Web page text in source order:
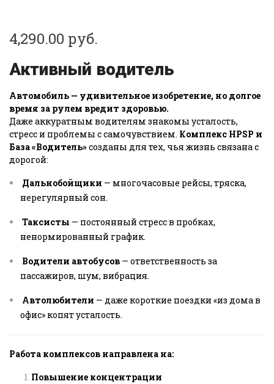
4,290.00 руб.
Активный водитель
Автомобиль — удивительное изобретение, но долгое
время за рулем вредит здоровью.
Даже аккуратным водителям знакомы усталость,
стресс и проблемы с самочувствием. Комплекс HPSP и
База «Водитель»созданы для тех, чья жизнь связана с
дорогой:
Дальнобойщики — многочасовые рейсы, тряска,
нерегулярный сон.
Таксисты — постоянный стресс в пробках,
ненормированный график.
Водители автобусов — ответственность за
пассажиров, шум, вибрация.
Автолюбители — даже короткие поездки «из дома в
офис» копят усталость.
Работа комплексов направлена на:
Повышение концентрации